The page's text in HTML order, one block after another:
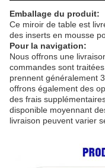
Emballage du produit:
Ce miroir de table est
des inserts en mousse
Pour la navigation:
Nous offrons une
commandes sont
prennent généralement
offrons également des
des frais
disponible moyennant
livraison peuvent varier